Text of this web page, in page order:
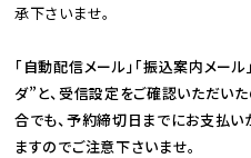
承下さいませ。
「自動配信メール」「振込案内メー
ダ”と、受信設定をご確認いただい
合でも、予約締切日までにお支払い
ますのでご注意下さいませ。